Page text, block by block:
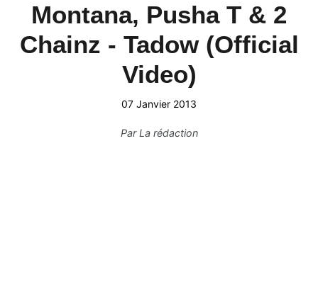
Montana, Pusha T & 2
Chainz - Tadow (Official
Video)
07 Janvier 2013
ParLa rédaction